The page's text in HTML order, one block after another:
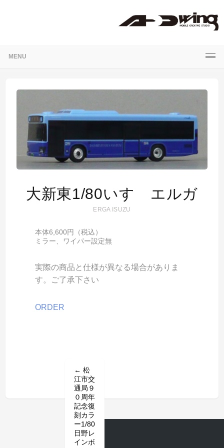
MENU
大新東1/80いすゞエルガ
ERGA ISUZU
本体6,600円（税込）
ミラー、ワイパー設定無
実際の商品と仕様が異なる場合がありま
す。ご了承下さい
ORDER
← 松
江市交
通局９
０周年
記念復
刻カラ
ー1/80
日野レ
インボ